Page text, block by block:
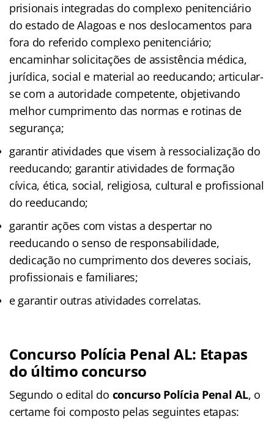
prisionais integradas do complexo penitenciário
do estado de Alagoas e nos deslocamentos para
fora do referido complexo penitenciário;
encaminhar solicitações de assistência médica,
jurídica, social e material ao reeducando; articular-
se com a autoridade competente, objetivando
melhor cumprimento das normas e rotinas de
segurança;
garantir atividades que visem à ressocialização do
reeducando; garantir atividades de formação
cívica, ética, social, religiosa, cultural e profissional
do reeducando;
garantir ações com vistas a despertar no
reeducando o senso de responsabilidade,
dedicação no cumprimento dos deveres sociais,
profissionais e familiares;
e garantir outras atividades correlatas.
Concurso Polícia Penal AL: Etapas
do último concurso
Segundo o edital do concurso Polícia Penal AL, o
certame foi composto pelas seguintes etapas: